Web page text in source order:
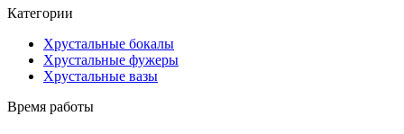
Категории
Хрустальные бокалы
Хрустальные фужеры
Хрустальные вазы
Время работы